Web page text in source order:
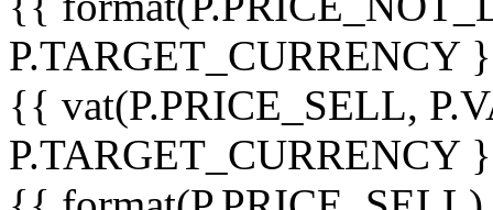
P.TARGET_CURRENCY
{{ vat(P.PRICE_SELL,
P.TARGET_CURRENCY